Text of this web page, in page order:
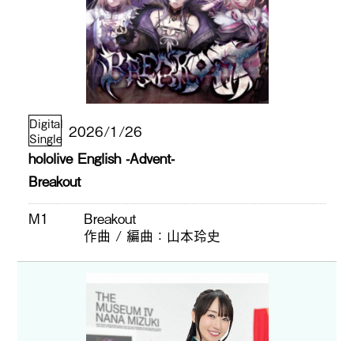
Digital
Single 2026/1/26
hololive English -Advent-
Breakout
M1
Breakout
作曲 / 編曲
山本玲史